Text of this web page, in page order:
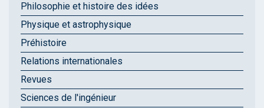
Philosophie et histoire des idées
Physique et astrophysique
Préhistoire
Relations internationales
Revues
Sciences de l'ingénieur